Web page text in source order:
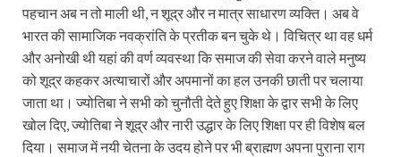
पहचान अब न तो माली थी, न शूद्र और न मात्र साधारण व्यक्ति। अब वे
भारत की सामाजिक नवक्रांति के प्रतीक बन चुके थे। विचित्र था वह धर्म
और अनोखी थी यहां की वर्ण व्यवस्था कि समाज की सेवा करने वाले मनुष्य
को शूद्र कहकर अत्याचारों और अपमानों का हल उनकी छाती पर चलाया
जाता था। ज्योतिबा ने सभी को चुनौती देते हुए शिक्षा के द्वार सभी के लिए
खोल दिए, ज्योतिबा ने शूद्र और नारी उद्धार के लिए शिक्षा पर ही विशेष बल
दिया। समाज में नयी चेतना के उदय होने पर भी ब्राह्मण अपना पुराना राग